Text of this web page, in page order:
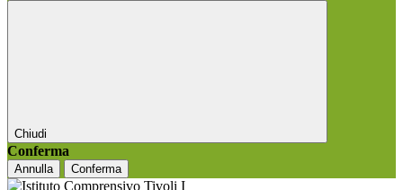
Chiudi
Conferma
Annulla Conferma